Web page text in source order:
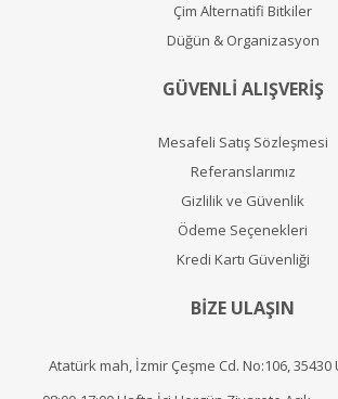
Çim Alternatifi Bitkiler
Düğün & Organizasyon
GÜVENLİ ALIŞVERİŞ
Mesafeli Satış Sözleşmesi
Referanslarımız
Gizlilik ve Güvenlik
Ödeme Seçenekleri
Kredi Kartı Güvenliği
BİZE ULAŞIN
Atatürk mah, İzmir Çeşme Cd. No:106,